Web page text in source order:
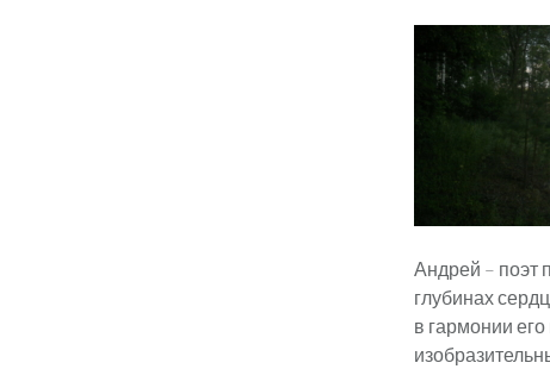
Андрей – поэт
глубинах
в гармонии